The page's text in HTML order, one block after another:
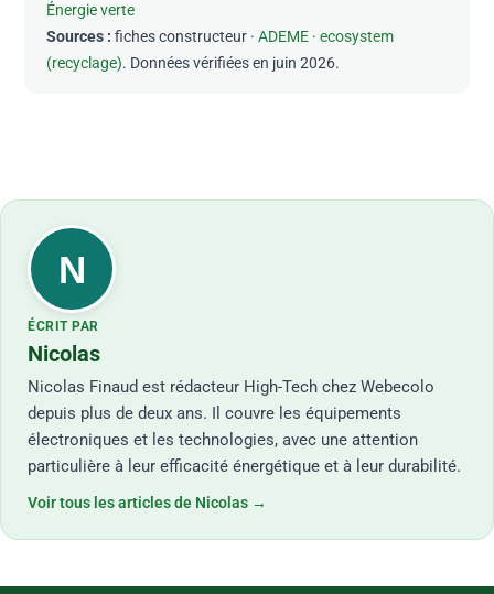
Énergie verte
Sources : fiches constructeur ·ADEME ·ecosystem
(recyclage). Données vérifiées en juin 2026.
N
ÉCRIT PAR
Nicolas
Nicolas Finaud est rédacteur High-Tech chez Webecolo
depuis plus de deux ans. Il couvre les équipements
électroniques et les technologies, avec une attention
particulière à leur efficacité énergétique et à leur durabilité.
Voir tous les articles de Nicolas →